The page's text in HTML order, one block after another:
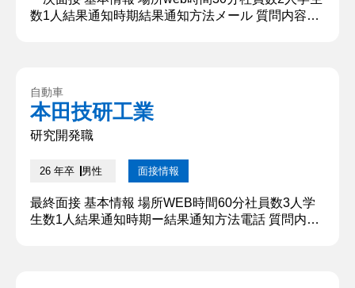
数1人結果通知時期結果通知方法メール 質問内容・
また、大学の学部時代では、○○部に属しており、週
５日活動をしておりました。小学生のときに初めて
電気自動車に乗った時...
自動車
本田技研工業
研究開発職
26 年卒 男性 面接情報
最終面接 基本情報 場所WEB時間60分社員数3人学
生数1人結果通知時期ー結果通知方法電話 質問内